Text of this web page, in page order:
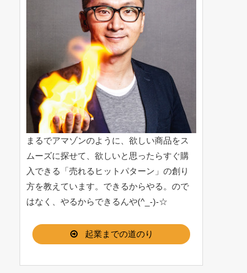
まるでアマゾンのように、欲しい商品をス
ムーズに探せて、欲しいと思ったらすぐ購
入できる「売れるヒットパターン 」の創り
方を教えています。できるからやる。ので
はなく、やるからできるんや(^_-)-☆
起業までの道のり